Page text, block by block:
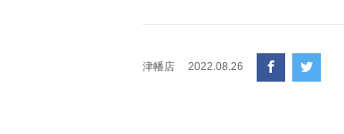
津幡店 2022.08.26